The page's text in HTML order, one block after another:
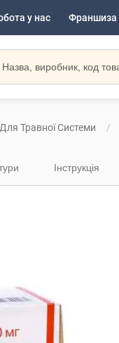
у нас Франшиза
Травної Системи
Інструкція